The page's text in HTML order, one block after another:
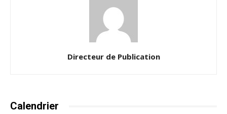
Directeur de Publication
Calendrier